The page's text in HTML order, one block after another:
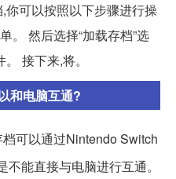
可以按照以下步骤进行操
。 然后选择“加载存档”选
接下来,将。
和电脑互通?
可以通过Nintendo Switch
不能直接与电脑进行互通。